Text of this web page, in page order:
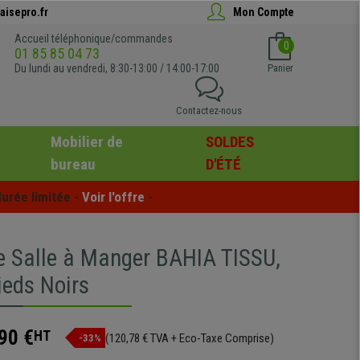
Mon Compte
Accueil téléphonique/commandes
01 85 85 04 73
Du lundi au vendredi, 8:30-13:00 / 14:00-17:00
0
Panier
Contactez-nous
Mobilier de
bureau
SOLDES
D'ÉTÉ
limitée - Voir l'offre -
Salle à Manger BAHIA TISSU,
Noirs
€HT -33% (120,78 € TVA + Eco-Taxe Comprise)